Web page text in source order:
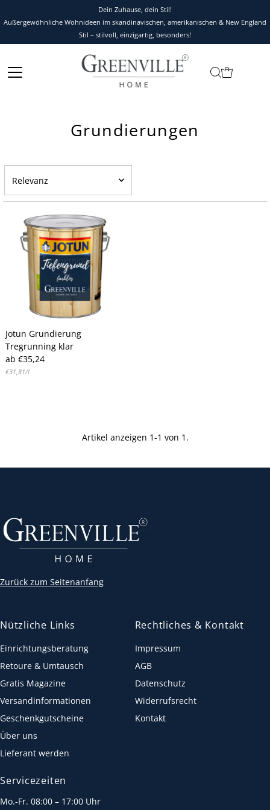
Dein Zuhause, dein Stil!
Außergewöhnliche Wohnideen im skandinavischen, amerikanischen & New England
Stil – stilvoll, einzigartig, besonders!
Grundierungen
Ausgewählt
Am relevantesten
meistverkauft
Alphabetisch, A-Z
Alphabetisch, Z-A
Preis, niedrig nach hoch
Preis, hoch nach niedrig
Datum, alt zu neu
Datum, neu zu alt
Jotun Grundierung
Tregrunning klar
Regulärer
Preis
ab €35,24
Stückpreis
€31,81/
pro l
Artikel anzeigen 1-1 von 1.
Zurück zum Seitenanfang
Nützliche Links
Einrichtungsberatung
Retoure & Umtausch
Gratis Magazine
Versandinformationen
Geschenkgutscheine
Über uns
Lieferant werden
Rechtliches & Kontakt
Impressum
AGB
Datenschutz
Widerrufsrecht
Kontakt
Servicezeiten
Mo.-Fr. 08:00 – 17:00 Uhr